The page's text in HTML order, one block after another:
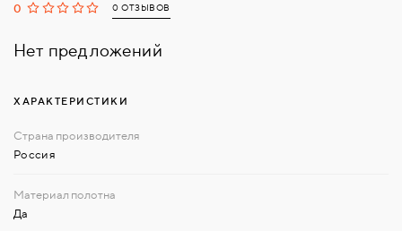
0 0 ОТЗЫВОВ
Нет предложений
ХАРАКТЕРИСТИКИ
Россия
Да